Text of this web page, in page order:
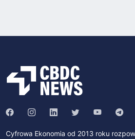
Cyfrowa Ekonomia od 2013 roku